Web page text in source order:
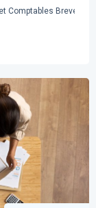
Comptables Brevetés